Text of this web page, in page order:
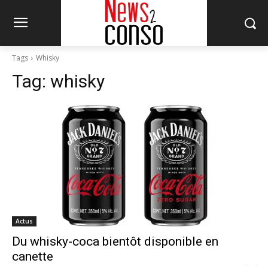
Tags Whisky
Tag: whisky
Actus
Du whisky-coca bientôt disponible en
canette